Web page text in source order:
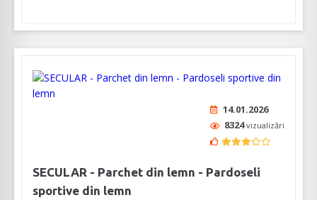
14.01.2026
8324vizualizări
SECULAR - Parchet din lemn - Pardoseli
sportive din lemn